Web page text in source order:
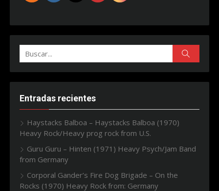
Buscar:
Entradas recientes
Haystacks Balboa – Haystacks Balboa (1970)
Heavy Rock/Heavy prog rock from U.S.
Guru Guru – Hinten (1971) Heavy Psych/Jam Band
from Germany
Corporal Gander’s Fire Dog Brigade – On the
Rocks (1970) Heavy Rock from: Germany